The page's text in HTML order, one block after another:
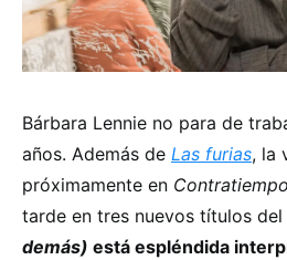
Bárbara Lennie no para de
años. Además de Las furias, la
próximamente en Contratiempo
tarde en tres nuevos títulos del
demás) está espléndida